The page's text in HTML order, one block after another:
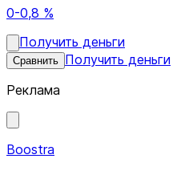
0-0,8 %
Получить деньги
Сравнить Получить деньги
Реклама
Boostra